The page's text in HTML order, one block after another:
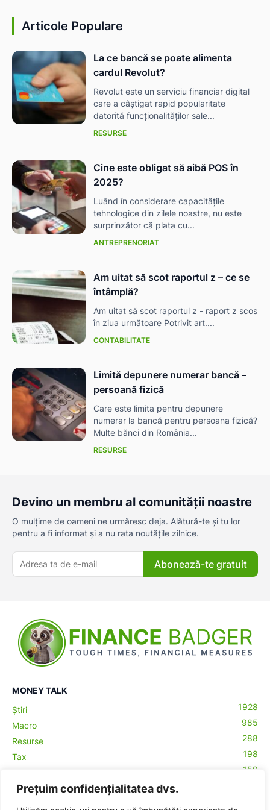
Prețuim confidențialitatea dvs.
Articole Populare
La ce bancă se poate alimenta
cardul Revolut?
Revolut este un serviciu financiar digital
care a câștigat rapid popularitate
datorită funcționalităților sale...
RESURSE
Cine este obligat să aibă POS în
2025?
Luând în considerare capacitățile
tehnologice din zilele noastre, nu este
surprinzător că plata cu...
ANTREPRENORIAT
Am uitat să scot raportul z – ce se
întâmplă?
Am uitat să scot raportul z - raport z scos
în ziua următoare Potrivit art....
CONTABILITATE
Limită depunere numerar bancă –
persoană fizică
Care este limita pentru depunere
numerar la bancă pentru persoana fizică?
Multe bănci din România...
RESURSE
Devino un membru al comunității noastre
O mulțime de oameni ne urmăresc deja. Alătură-te și tu lor
pentru a fi informat și a nu rata noutățile zilnice.
Abonează-te gratuit
MONEY TALK
Știri
1928
Macro
985
Resurse
288
Tax
198
159
Contabilitate